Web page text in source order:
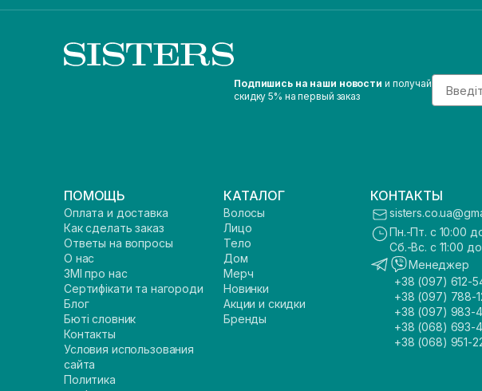
Подпишись на наши новости и получай
скидку 5% на первый заказ
Email
ПОМОЩЬ
Оплата и доставка
Как сделать заказ
Ответы на вопросы
О нас
ЗМІ про нас
Сертифікати та нагороди
Блог
Бюті словник
Контакты
Условия использования
сайта
Политика
КАТАЛОГ
Волосы
Лицо
Тело
Дом
Мерч
Новинки
Акции и скидки
Бренды
КОНТАКТЫ
Пн.-Пт. с 10:00
Сб.-Вс. с 11:00
Менеджер
+38 (097) 612-
+38 (097) 788-
+38 (097) 983-
+38 (068) 693-
+38 (068) 951-